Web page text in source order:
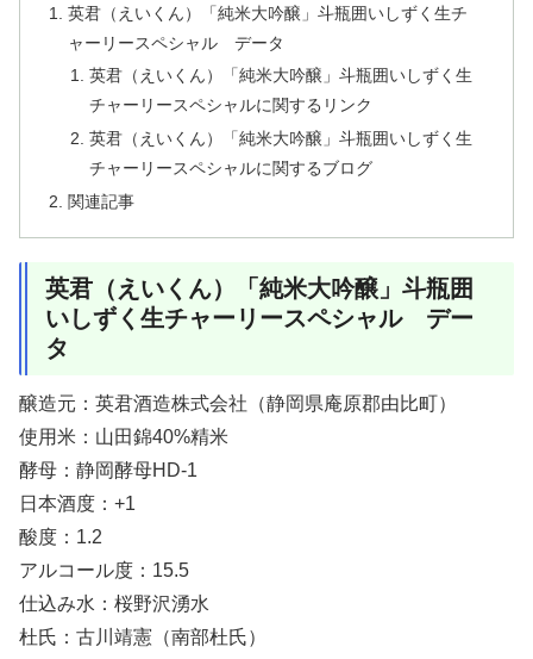
英君（えいくん）「純米大吟醸」斗瓶囲いしずく生チ
ャーリースペシャル データ
英君（えいくん）「純米大吟醸」斗瓶囲いしずく生
チャーリースペシャルに関するリンク
英君（えいくん）「純米大吟醸」斗瓶囲いしずく生
チャーリースペシャルに関するブログ
関連記事
英君（えいくん）「純米大吟醸」斗瓶囲
いしずく生チャーリースペシャル デー
タ
醸造元：英君酒造株式会社（静岡県庵原郡由比町）
使用米：山田錦40%精米
酵母：静岡酵母HD-1
日本酒度：+1
酸度：1.2
アルコール度：15.5
仕込み水：桜野沢湧水
杜氏：古川靖憲（南部杜氏）